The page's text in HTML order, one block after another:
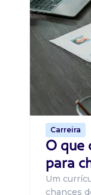
Carreira
O que
para
Um
chances